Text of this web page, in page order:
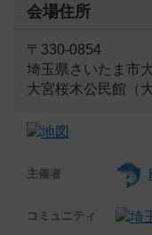
会場住所
〒330-0854
埼玉県さいたま市
大宮桜木公民館（
主催者
コミュニティ